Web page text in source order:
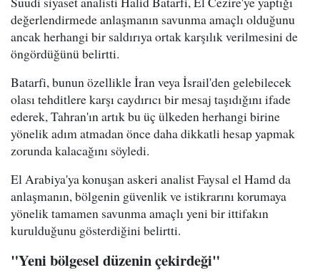
değerlendirmede anlaşmanın savunma amaçlı olduğunu
ancak herhangi bir saldırıya ortak karşılık verilmesini de
öngördüğünü belirtti.
Batarfi, bunun özellikle İran veya İsrail'den gelebilecek
olası tehditlere karşı caydırıcı bir mesaj taşıdığını ifade
ederek, Tahran'ın artık bu üç ülkeden herhangi birine
yönelik adım atmadan önce daha dikkatli hesap yapmak
zorunda kalacağını söyledi.
El Arabiya'ya konuşan askeri analist Faysal el Hamd da
anlaşmanın, bölgenin güvenlik ve istikrarını korumaya
yönelik tamamen savunma amaçlı yeni bir ittifakın
kurulduğunu gösterdiğini belirtti.
"Yeni bölgesel düzenin çekirdeği"